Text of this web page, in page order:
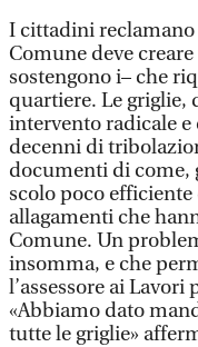
I cittadini reclamano
Comune deve
sostengono i– che
quartiere. Le griglie,
intervento radicale
decenni di
documenti di come,
scolo poco efficiente
allagamenti che
Comune. Un
insomma, e che
l’assessore ai
«Abbiamo dato
tutte le griglie»